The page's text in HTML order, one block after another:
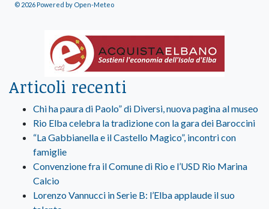
© 2026 Powered by Open-Meteo
Articoli recenti
Chi ha paura di Paolo” di Diversi, nuova pagina al museo
Rio Elba celebra la tradizione con la gara dei Baroccini
“La Gabbianella e il Castello Magico”, incontri con
famiglie
Convenzione fra il Comune di Rio e l’USD Rio Marina
Calcio
Lorenzo Vannucci in Serie B: l’Elba applaude il suo